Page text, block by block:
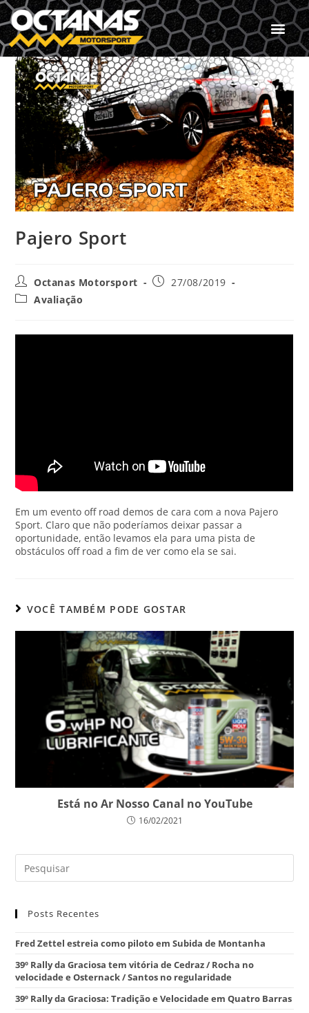
Pajero Sport
Octanas Motorsport
27/08/2019
Avaliação
Em um evento off road demos de cara com a nova Pajero
Sport. Claro que não poderíamos deixar passar a
oportunidade, então levamos ela para uma pista de
obstáculos off road a fim de ver como ela se sai.
VOCÊ TAMBÉM PODE GOSTAR
Está no Ar Nosso Canal no YouTube
16/02/2021
Posts Recentes
Fred Zettel estreia como piloto em Subida de Montanha
39º Rally da Graciosa tem vitória de Cedraz / Rocha no
velocidade e Osternack / Santos no regularidade
39º Rally da Graciosa: Tradição e Velocidade em Quatro Barras